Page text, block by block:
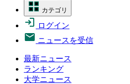
カテゴリ
ログイン
ニュースを受信
最新ニュース
ランキング
大学ニュース